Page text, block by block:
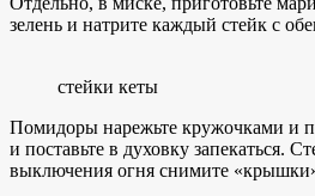
зелень и натрите каждый стейк с
стейки кеты
Помидоры нарежьте кружочками и
и поставьте в духовку запекаться.
выключения огня снимите